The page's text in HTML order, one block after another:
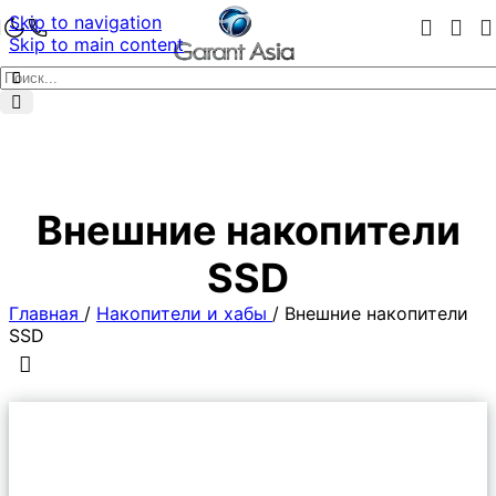
Skip to navigation
Skip to main content
Внешние накопители
SSD
Главная / Накопители и хабы / Внешние накопители
SSD